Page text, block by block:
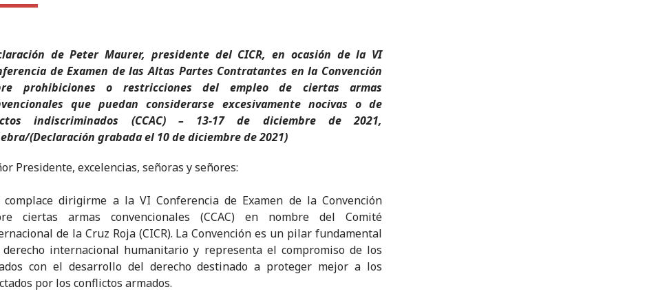
de Peter Maurer, presidente del CICR, en ocasión de la VI
de Examen de las Altas Partes Contratantes en la Convención
prohibiciones o restricciones del empleo de ciertas armas
que puedan considerarse excesivamente nocivas o de
indiscriminados (CCAC) – 13-17 de diciembre de 2021,
(Declaración grabada el 10 de diciembre de 2021)
Presidente, excelencias, señoras y señores:
complace dirigirme a la VI Conferencia de Examen de la Convención
ciertas armas convencionales (CCAC) en nombre del Comité
de la Cruz Roja (CICR). La Convención es un pilar fundamental
internacional humanitario y representa el compromiso de los
con el desarrollo del derecho destinado a proteger mejor a los
por los conflictos armados.